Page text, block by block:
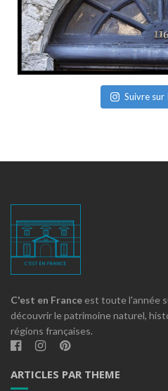
Suivre sur
C'est en France est toute l'année
découvrir le patrimoine naturel,
régions françaises.
ARTICLES PAR THEME